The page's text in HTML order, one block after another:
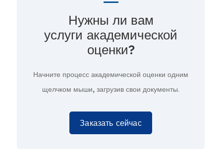
Нужны ли вам
услуги академической
оценки?
Начните процесс академической оценки одним
щелчком мыши, загрузив свои документы.
Заказать сейчас